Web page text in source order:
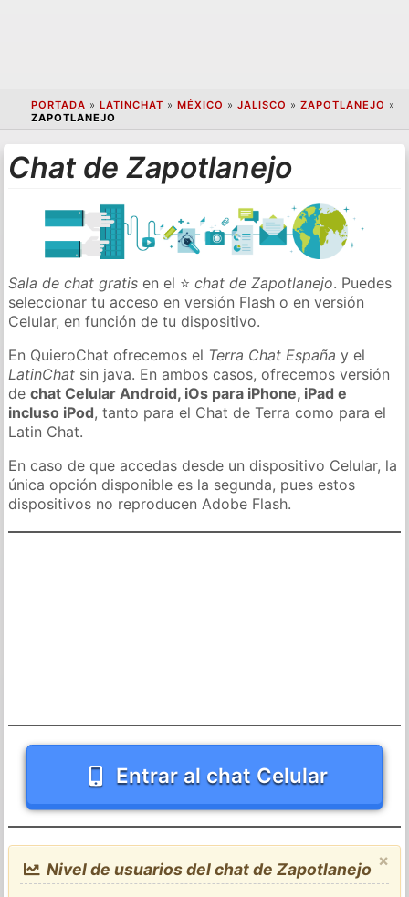
PORTADA » LATINCHAT » MÉXICO » JALISCO » ZAPOTLANEJO »
ZAPOTLANEJO
Chat de Zapotlanejo
Sala de chat gratis en el ⭐chat de Zapotlanejo. Puedes
seleccionar tu acceso en versión Flash o en versión
Celular, en función de tu dispositivo.
En QuieroChat ofrecemos el Terra Chat España y el
LatinChat sin java. En ambos casos, ofrecemos versión
dechat Celular Android, iOs para iPhone, iPad e
incluso iPod, tanto para el Chat de Terra como para el
Latin Chat.
En caso de que accedas desde un dispositivo Celular, la
única opción disponible es la segunda, pues estos
dispositivos no reproducen Adobe Flash.
Entrar al chat Celular
×
Nivel de usuarios del chat de Zapotlanejo